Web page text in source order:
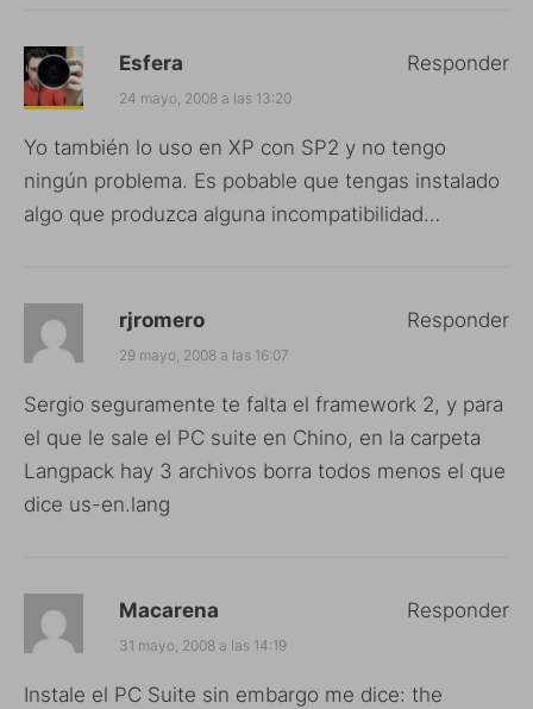
Esfera
24 mayo, 2008 a las 13:20
Yo también lo uso en XP con SP2 y no tengo
ningún problema. Es pobable que tengas instalado
algo que produzca alguna incompatibilidad…
Responder
rjromero
29 mayo, 2008 a las 16:07
Sergio seguramente te falta el framework 2, y para
el que le sale el PC suite en Chino, en la carpeta
Langpack hay 3 archivos borra todos menos el que
dice us-en.lang
Responder
Macarena
31 mayo, 2008 a las 14:19
Instale el PC Suite sin embargo me dice: the
Responder